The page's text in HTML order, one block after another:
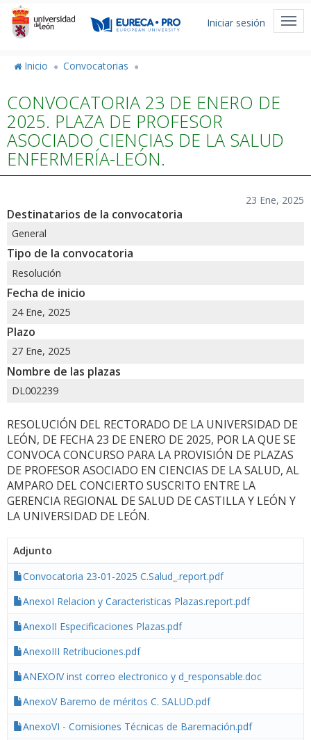
Pasar
contenido
Menú
usuario
Iniciar sesión
Inicio Convocatorias
CONVOCATORIA 23 DE ENERO DE
2025. PLAZA DE PROFESOR
ASOCIADO CIENCIAS DE LA SALUD
ENFERMERÍA-LEÓN.
23 Ene, 2025
Destinatarios de la convocatoria
General
Tipo de la convocatoria
Resolución
Fecha de inicio
24 Ene, 2025
Plazo
27 Ene, 2025
Nombre de las plazas
DL002239
RESOLUCIÓN DEL RECTORADO DE LA UNIVERSIDAD DE
LEÓN, DE FECHA 23 DE ENERO DE 2025, POR LA QUE SE
CONVOCA CONCURSO PARA LA PROVISIÓN DE PLAZAS
DE PROFESOR ASOCIADO EN CIENCIAS DE LA SALUD, AL
AMPARO DEL CONCIERTO SUSCRITO ENTRE LA
GERENCIA REGIONAL DE SALUD DE CASTILLA Y LEÓN Y
LA UNIVERSIDAD DE LEÓN.
Adjunto
Convocatoria 23-01-2025 C.Salud_.report.pdf
AnexoI Relacion y Caracteristicas Plazas.report.pdf
AnexoII Especificaciones Plazas.pdf
AnexoIII Retribuciones.pdf
ANEXOIV inst correo electronico y d_responsable.doc
AnexoV Baremo de méritos C. SALUD.pdf
AnexoVI - Comisiones Técnicas de Baremación.pdf